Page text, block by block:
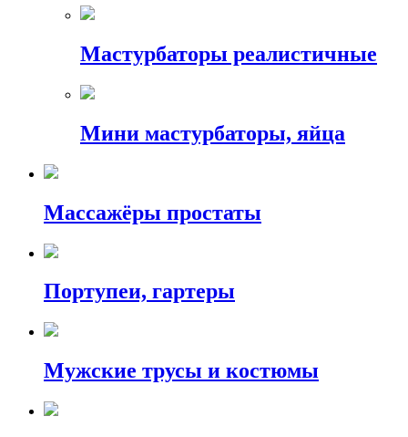
Мастурбаторы реалистичные
Мини мастурбаторы, яйца
Массажёры простаты
Портупеи, гартеры
Мужские трусы и костюмы